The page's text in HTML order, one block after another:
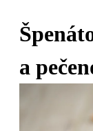
a